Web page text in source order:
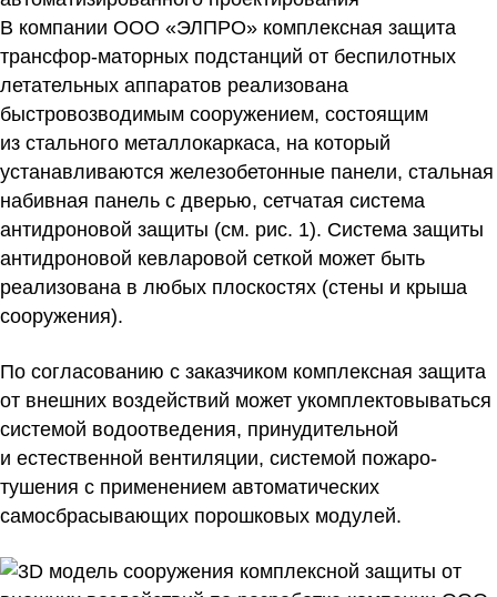
В компании ООО «ЭЛПРО» комплексная защита
трансфор-маторных подстанций от беспилотных
летательных аппаратов реализована
быстровозводимым сооружением, состоящим
из стального металлокаркаса, на который
устанавливаются железобетонные панели, стальная
набивная панель с дверью, сетчатая система
антидроновой защиты (см. рис. 1). Система защиты
антидроновой кевларовой сеткой может быть
реализована в любых плоскостях (стены и крыша
сооружения).
По согласованию с заказчиком комплексная защита
от внешних воздействий может укомплектовываться
системой водоотведения, принудительной
и естественной вентиляции, системой пожаро-
тушения с применением автоматических
самосбрасывающих порошковых модулей.